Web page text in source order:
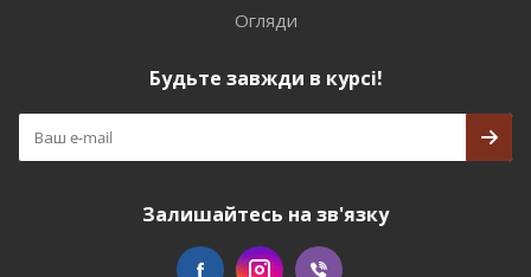
Огляди
Будьте завжди в курсі!
Залишайтесь на зв'язку